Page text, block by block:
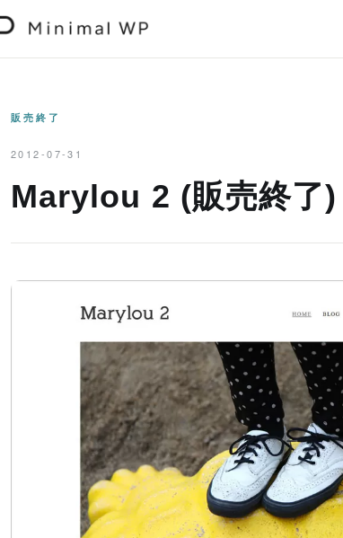
販売終了
2012-07-31
Marylou 2 (販売終了)